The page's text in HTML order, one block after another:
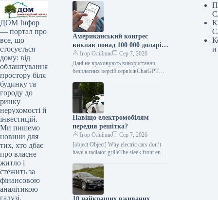
ДОМ Інфор
— портал про
все, що
стосується
дому: від
облаштування
простору біля
будинку та
городу до
ринку
нерухомості й
інвестицій.
Ми пишемо
новини для
тих, хто дбає
про власне
житло і
стежить за
фінансовою
аналітикою
галузі.
Американський конгрес
виклав понад 100 000 доларів
на ChatGPT.
Ігор Олійник
Сер 7, 2026
Дані не враховують використання
безплатних версій сервісівChatGPT
інструменту штучного інтелекту в
американському Конгресі. На
розробку
Навіщо електромобілям
передня решітка?
Ігор Олійник
Сер 7, 2026
[object Object] Why electric cars don’t
have a radiator grilleThe sleek front end
features…
и